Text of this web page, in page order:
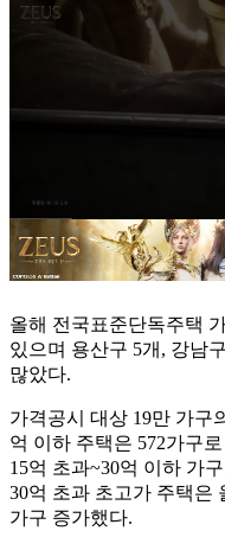
올해 전국표준단독주택
있으며 용산구 5개, 강남
많았다.
가격공시 대상 19만 가구
억 이하 주택은 572가구
15억 초과~30억 이하 가
30억 초과 초고가 주택은
가구 증가했다.